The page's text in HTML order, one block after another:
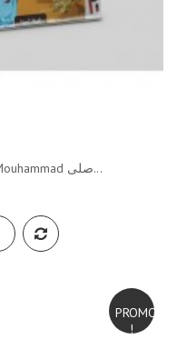
Puzzle - Sur Les Traces de Mouhammad صلى...
PROMO
!